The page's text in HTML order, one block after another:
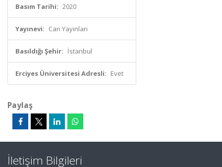
Basım Tarihi: 2020
Yayınevi: Can Yayınları
Basıldığı Şehir: İstanbul
Erciyes Üniversitesi Adresli: Evet
Paylaş
İletişim Bilgileri